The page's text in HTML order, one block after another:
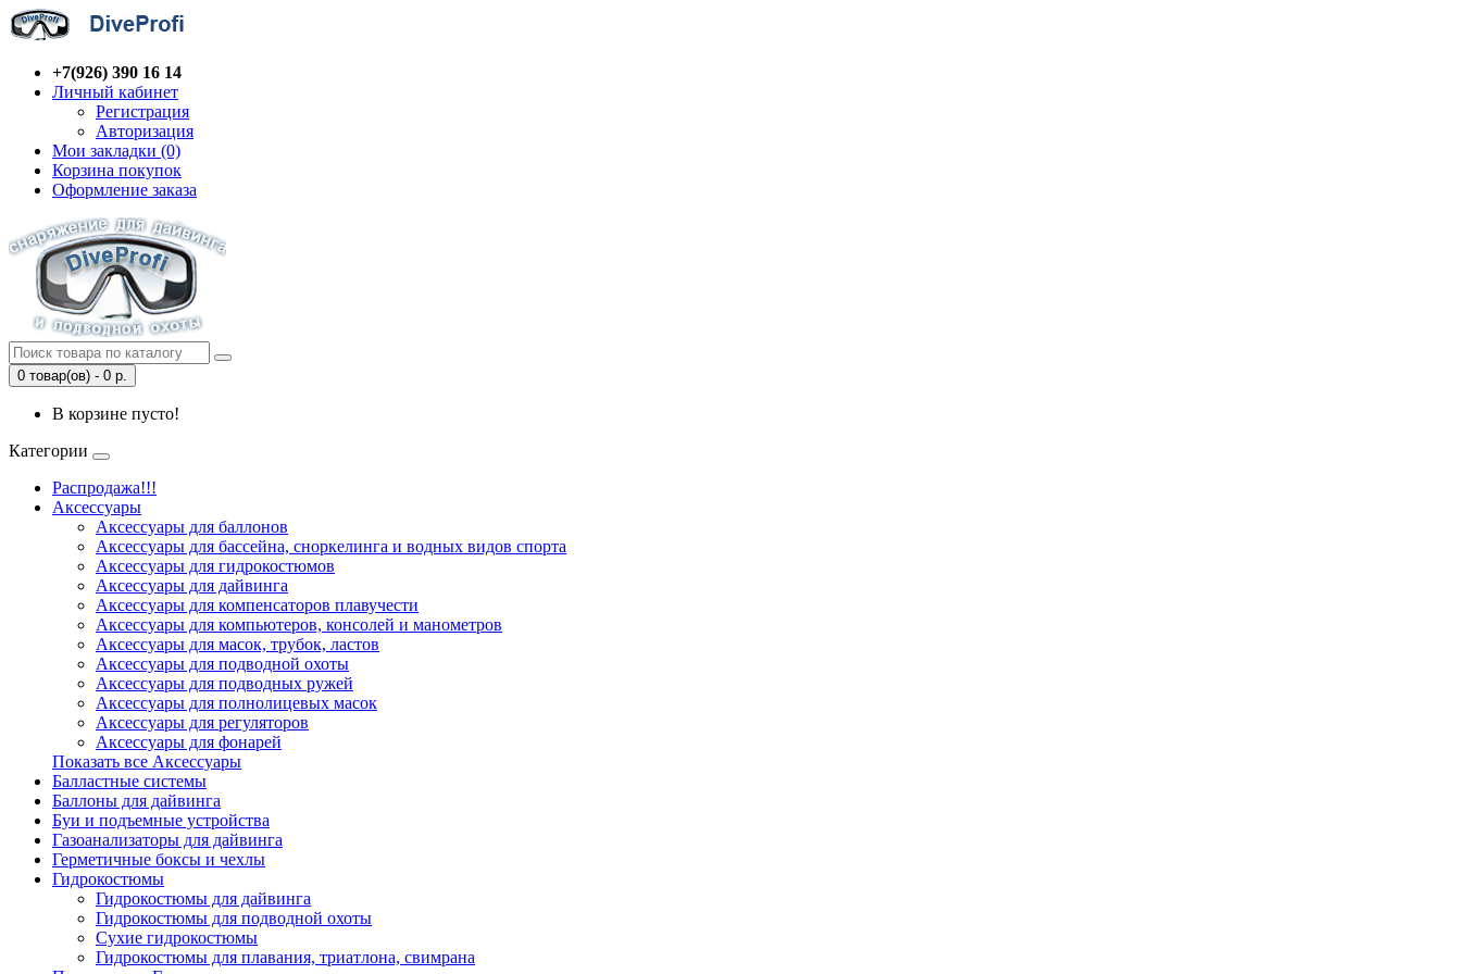
+7(926) 390 16 14
Личный кабинет
Регистрация
Авторизация
Мои закладки (0)
Корзина покупок
Оформление заказа
0 товар(ов) - 0 р.
В корзине пусто!
Категории
Распродажа!!!
Аксессуары
Аксессуары для баллонов
Аксессуары для бассейна, сноркелинга и водных видов спорта
Аксессуары для гидрокостюмов
Аксессуары для дайвинга
Аксессуары для компенсаторов плавучести
Аксессуары для компьютеров, консолей и манометров
Аксессуары для масок, трубок, ластов
Аксессуары для подводной охоты
Аксессуары для подводных ружей
Аксессуары для полнолицевых масок
Аксессуары для регуляторов
Аксессуары для фонарей
Показать все Аксессуары
Балластные системы
Баллоны для дайвинга
Буи и подъемные устройства
Газоанализаторы для дайвинга
Герметичные боксы и чехлы
Гидрокостюмы
Гидрокостюмы для дайвинга
Гидрокостюмы для подводной охоты
Сухие гидрокостюмы
Гидрокостюмы для плавания, триатлона, свимрана